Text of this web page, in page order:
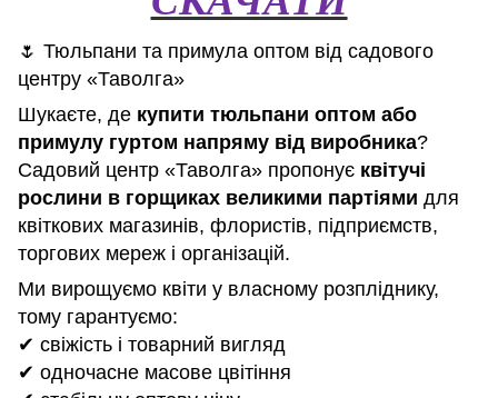
🌷 Тюльпани та примула оптом від садового
центру «Таволга»
Шукаєте, де купити тюльпани оптом або
примулу гуртом напряму від виробника?
Садовий центр «Таволга» пропонує квітучі
рослини в горщиках великими партіями для
квіткових магазинів, флористів, підприємств,
торгових мереж і організацій.
Ми вирощуємо квіти у власному розпліднику,
тому гарантуємо:
✔ свіжість і товарний вигляд
✔ одночасне масове цвітіння